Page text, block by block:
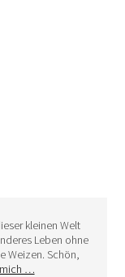
kleinen Welt
Leben ohne
Weizen. Schön,
…